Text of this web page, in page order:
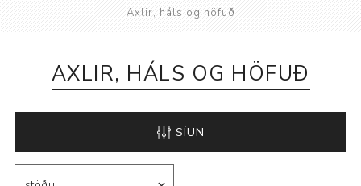
Axlir, háls og höfuð
AXLIR, HÁLS OG HÖFUÐ
SÍUN